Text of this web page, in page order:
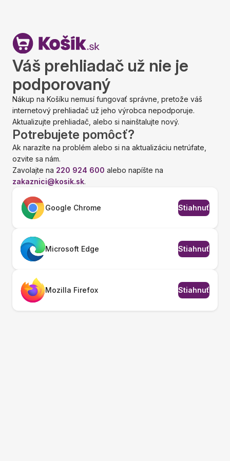
Váš prehliadač už nie je
podporovaný
Nákup na Košíku nemusí fungovať správne, pretože váš
internetový prehliadač už jeho výrobca nepodporuje.
Aktualizujte prehliadač, alebo si nainštalujte nový.
Potrebujete pomôcť?
Ak narazíte na problém alebo si na aktualizáciu netrúfate,
ozvite sa nám.
Zavolajte na 220 924 600 alebo napíšte na
zakaznici@kosik.sk.
Google Chrome Stiahnuť
Microsoft Edge Stiahnuť
Mozilla Firefox Stiahnuť